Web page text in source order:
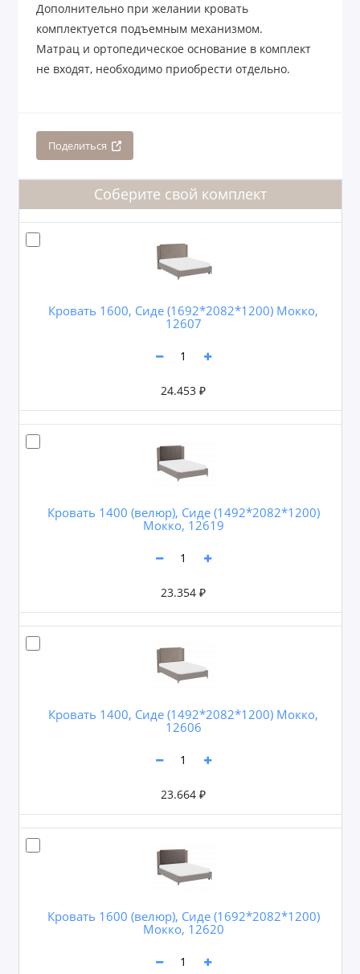
Дополнительно при желании кровать
комплектуется подъемным механизмом.
Матрац и ортопедическое основание в комплект
не входят, необходимо приобрести отдельно.
Поделиться
Соберите свой комплект
Кровать 1600, Сиде (1692*2082*1200) Мокко,
12607
24.453 ₽
Кровать 1400 (велюр), Сиде (1492*2082*1200)
Мокко, 12619
23.354 ₽
Кровать 1400, Сиде (1492*2082*1200) Мокко,
12606
23.664 ₽
Кровать 1600 (велюр), Сиде (1692*2082*1200)
Мокко, 12620